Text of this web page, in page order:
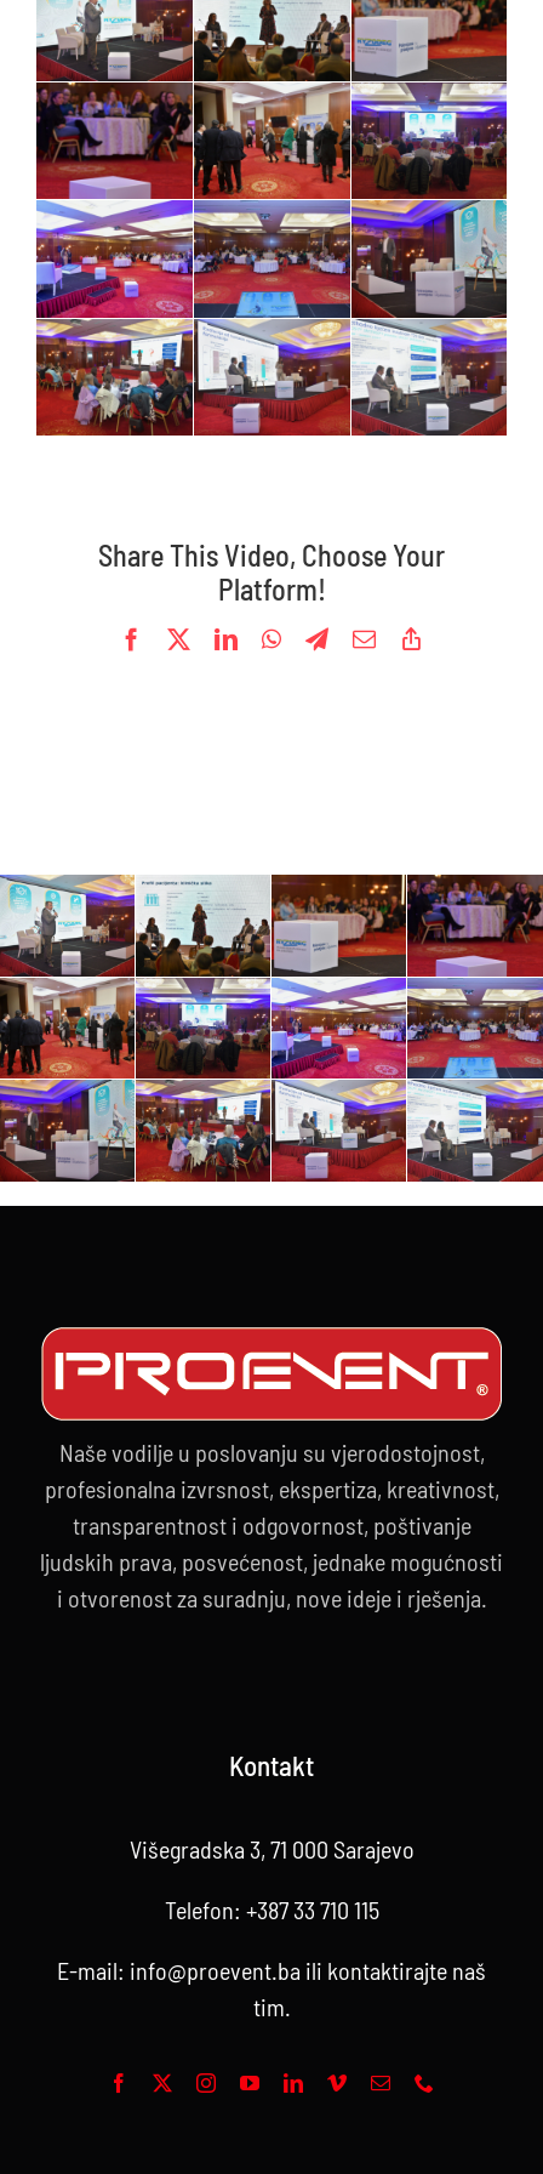
Usluge
Oprema
Galerije
Kontakt
Share This Video, Choose Your
Platform!
FacebookLinkedInWhatsApp
Telegram
Email
Naše vodilje u poslovanju su vjerodostojnost,
profesionalna izvrsnost, ekspertiza, kreativnost,
transparentnost i odgovornost, poštivanje
ljudskih prava, posvećenost, jednake mogućnosti
i otvorenost za suradnju, nove ideje i rješenja.
Kontakt
Višegradska 3, 71 000 Sarajevo
Telefon: +387 33 710 115
E-mail: info@proevent.ba ili kontaktirajte naš
tim.